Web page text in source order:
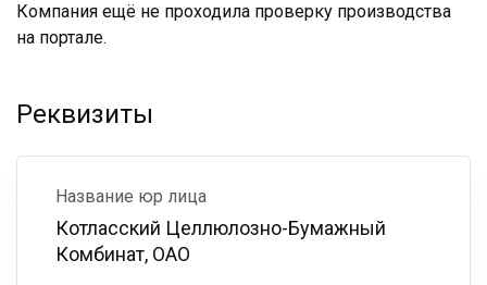
Компания ещё не проходила проверку производства
на портале.
Реквизиты
Название юр лица
Котласский Целлюлозно-Бумажный
Комбинат, ОАО